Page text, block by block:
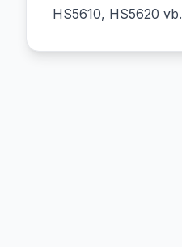
HS5610, HS5620 vb.